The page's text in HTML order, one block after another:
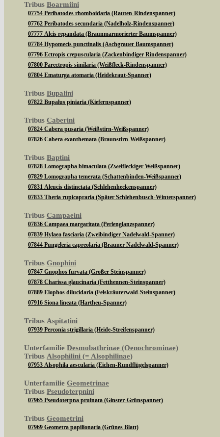
Tribus Boarmiini
07754 Peribatodes rhomboidaria (Rauten-Rindenspanner)
07762 Peribatodes secundaria (Nadelholz-Rindenspanner)
07777 Alcis repandata (Braunmarmorierter Baumspanner)
07784 Hypomecis punctinalis (Aschgrauer Baumspanner)
07796 Ectropis crepuscularia (Zackenbindiger Rindenspanner)
07800 Parectropis similaria (Weißfleck-Rindenspanner)
07804 Ematurga atomaria (Heidekraut-Spanner)
Tribus Bupalini
07822 Bupalus piniaria (Kiefernspanner)
Tribus Caberini
07824 Cabera pusaria (Weißstirn-Weißspanner)
07826 Cabera exanthemata (Braunstirn-Weißspanner)
Tribus Baptini
07828 Lomographa bimaculata (Zweifleckiger Weißspanner)
07829 Lomographa temerata (Schattenbinden-Weißspanner)
07831 Aleucis distinctata (Schlehenheckenspanner)
07833 Theria rupicapraria (Später Schlehenbusch-Winterspanner)
Tribus Campaeini
07836 Campaea margaritata (Perlenglanzspanner)
07839 Hylaea fasciaria (Zweibindiger Nadelwald-Spanner)
07844 Pungeleria capreolaria (Brauner Nadelwald-Spanner)
Tribus Gnophini
07847 Gnophos furvata (Großer Steinspanner)
07878 Charissa glaucinaria (Fetthennen-Steinspanner)
07889 Elophos dilucidaria (Felskräuterwald-Steinspanner)
07916 Siona lineata (Hartheu-Spanner)
Tribus Aspitatini
07939 Perconia strigillaria (Heide-Streifenspanner)
Unterfamilie Desmobathrinae (Oenochrominae)
Tribus Alsophilini (= Alsophilinae)
07953 Alsophila aescularia (Eichen-Rundflügelspanner)
Unterfamilie Geometrinae
Tribus Pseudoterpnini
07965 Pseudoterpna pruinata (Ginster-Grünspanner)
Tribus Geometrini
07969 Geometra papilionaria (Grünes Blatt)